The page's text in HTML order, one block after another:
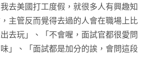
去美國打工度假，就很多人有興趣知
主管反而覺得去過的人會在職場上比
去玩」、「不會喔，面試官都很愛問
」、「面試都是加分的誒，會問這段